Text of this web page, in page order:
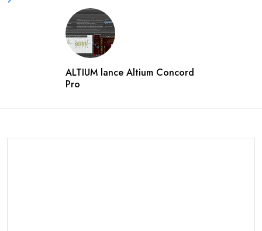
ALTIUM lance Altium Concord
Pro